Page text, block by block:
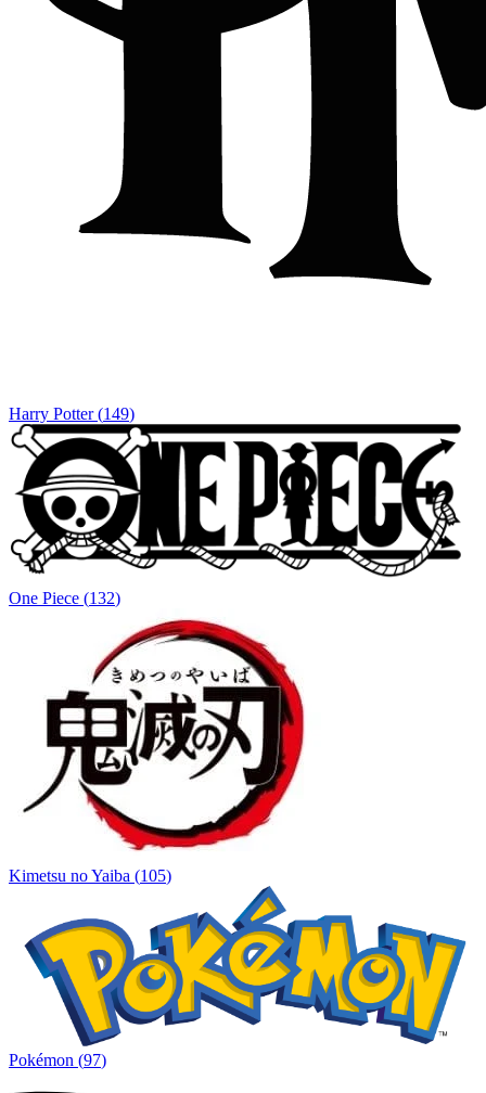
Harry Potter (149)
One Piece (132)
Kimetsu no Yaiba (105)
Pokémon (97)